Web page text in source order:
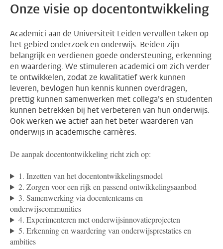
Onze visie op docentontwikkeling
Academici aan de Universiteit Leiden vervullen taken op
het gebied onderzoek en onderwijs. Beiden zijn
belangrijk en verdienen goede ondersteuning, erkenning
en waardering. We stimuleren academici om zich verder
te ontwikkelen, zodat ze kwalitatief werk kunnen
leveren, bevlogen hun kennis kunnen overdragen,
prettig kunnen samenwerken met collega’s en studenten
kunnen betrekken bij het verbeteren van hun onderwijs.
Ook werken we actief aan het beter waarderen van
onderwijs in academische carrières.
De aanpak docentontwikkeling richt zich op:
1. Inzetten van het docentontwikkelingsmodel
2. Zorgen voor een rijk en passend ontwikkelingsaanbod
3. Samenwerking via docententeams en
onderwijscommunities
4. Experimenteren met onderwijsinnovatieprojecten
5. Erkenning en waardering van onderwijsprestaties en
ambities